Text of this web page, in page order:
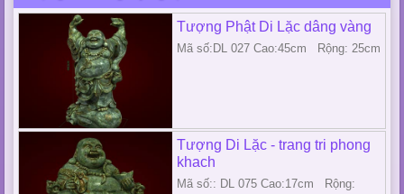
Tượng Phật Di Lặc dâng vàng
Mã số:DL 027 Cao:45cm Rộng: 25cm
Tượng Di Lặc - trang tri phong
khach
Mã số:: DL 075 Cao:17cm Rộng: